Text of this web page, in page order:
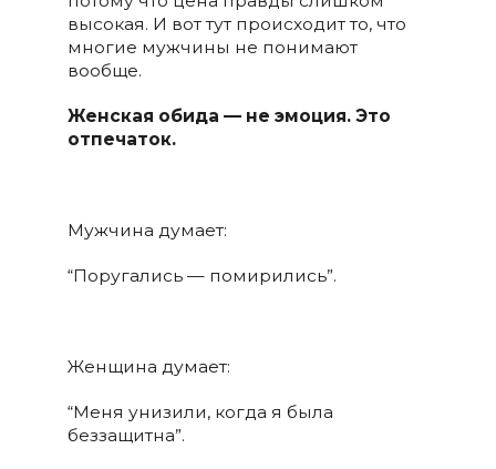
высокая. И вот тут происходит то, что
многие мужчины не понимают
вообще.
Женская обида — не эмоция. Это
отпечаток.
Мужчина думает:
“Поругались — помирились”.
Женщина думает:
“Меня унизили, когда я была
беззащитна”.